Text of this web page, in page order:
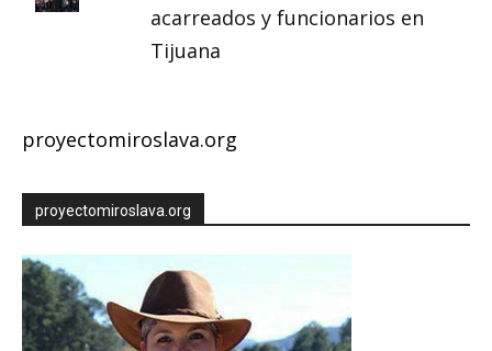
acarreados y funcionarios en
Tijuana
proyectomiroslava.org
proyectomiroslava.org